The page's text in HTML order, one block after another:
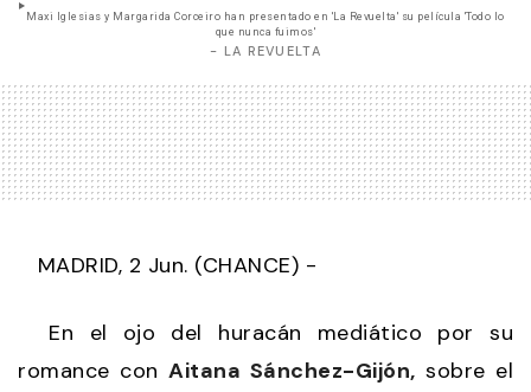
Maxi Iglesias y Margarida Corceiro han presentado en 'La Revuelta' su película 'Todo lo
que nunca fuimos'
- LA REVUELTA
MADRID, 2 Jun. (CHANCE) -
En el ojo del huracán mediático por su
romance con Aitana Sánchez-Gijón, sobre el